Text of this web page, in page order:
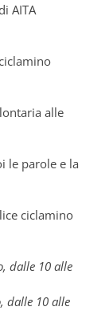
AITA
alle
le parole e la
ciclamino
dalle 10 alle
dalle 10 alle